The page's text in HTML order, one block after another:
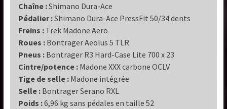
Chaîne :Shimano Dura-Ace
Pédalier :Shimano Dura-Ace PressFit 50/34 dents
Freins : Trek Madone Aero
Roues : Bontrager Aeolus 5 TLR
Pneus : Bontrager R3 Hard-Case Lite 700 x 23
Cintre/potence : Madone XXX carbone OCLV
Tige de selle : Madone intégrée
Selle : Bontrager Serano RXL
Poids :6,96 kg sans pédales en taille 52